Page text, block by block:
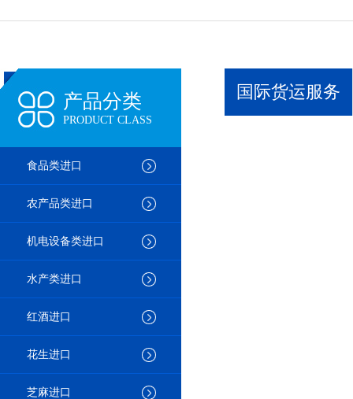
产品分类
PRODUCT CLASS
食品类进口
农产品类进口
机电设备类进口
水产类进口
红酒进口
花生进口
芝麻进口
国际货运服务